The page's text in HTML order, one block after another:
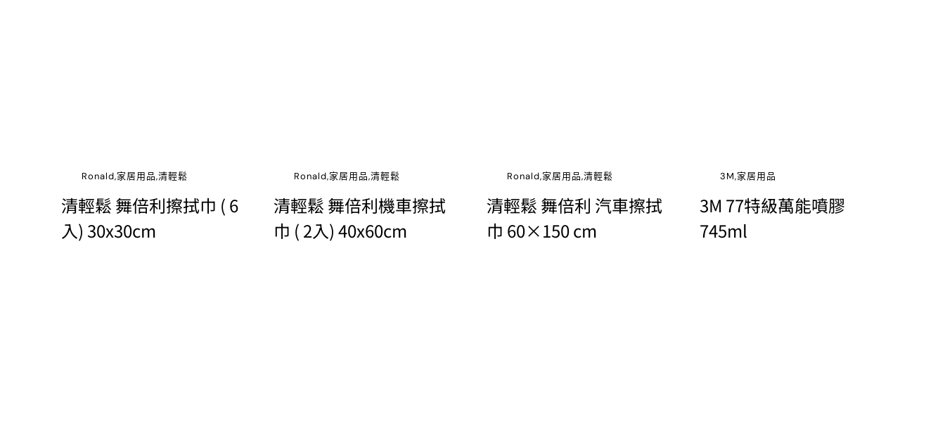
Ronald,家居用品,清輕鬆
清輕鬆 舞倍利擦拭巾 ( 6
入) 30x30cm
Ronald,家居用品,清輕鬆
清輕鬆 舞倍利機車擦拭
巾 ( 2入) 40x60cm
Ronald,家居用品,清輕鬆
清輕鬆 舞倍利 汽車擦拭
巾 60×150 cm
3M,家居用品
3M 77特級萬能噴膠
745ml